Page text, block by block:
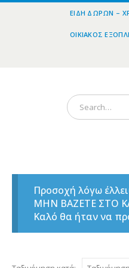
ΕΊΔΗ ΔΏΡΩΝ –
ΟΙΚΙΑΚΌΣ
Προσοχή λόγω
ΜΗΝ ΒΑΖΕΤΕ ΣΤΟ
Καλό θα ήταν να